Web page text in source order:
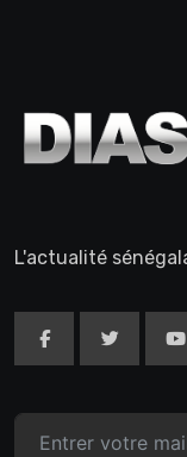
L'actualité